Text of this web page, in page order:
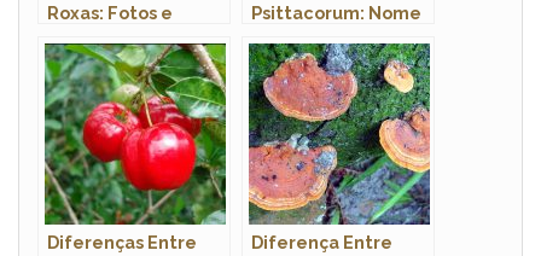
Roxas: Fotos e
Psittacorum: Nome
Diferenças Entre
Diferença Entre